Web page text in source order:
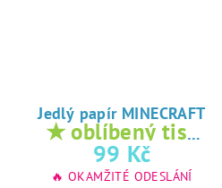
Jedlý papír MINECRAFT
★ oblíbený tisk
na jedlý papír
99 Kč
🔥 OKAMŽITÉ ODESLÁNÍ